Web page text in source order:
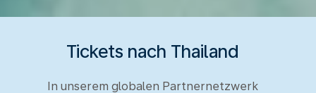
Tickets nach Thailand
In unserem globalen Partnernetzwerk